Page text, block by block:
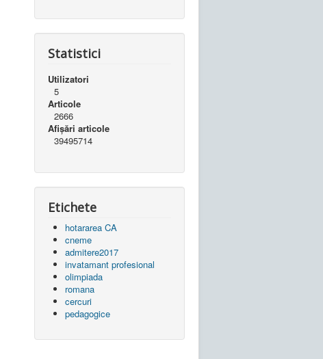
Statistici
Utilizatori
5
Articole
2666
Afișări articole
39495714
Etichete
hotararea CA
cneme
admitere2017
invatamant profesional
olimpiada
romana
cercuri
pedagogice